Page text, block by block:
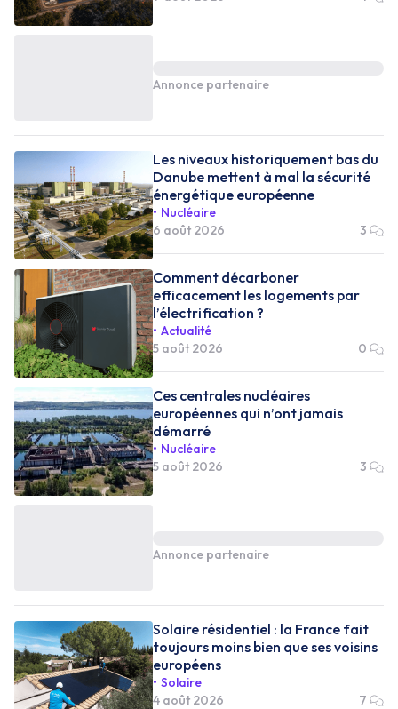
Annonce partenaire
Les niveaux historiquement bas du
Danube mettent à mal la sécurité
énergétique européenne
Nucléaire
6 août 2026
3
Comment décarboner
efficacement les logements par
l’électrification ?
Actualité
5 août 2026
0
Ces centrales nucléaires
européennes qui n’ont jamais
démarré
Nucléaire
5 août 2026
3
Annonce partenaire
Solaire résidentiel : la France fait
toujours moins bien que ses voisins
européens
Solaire
4 août 2026
7